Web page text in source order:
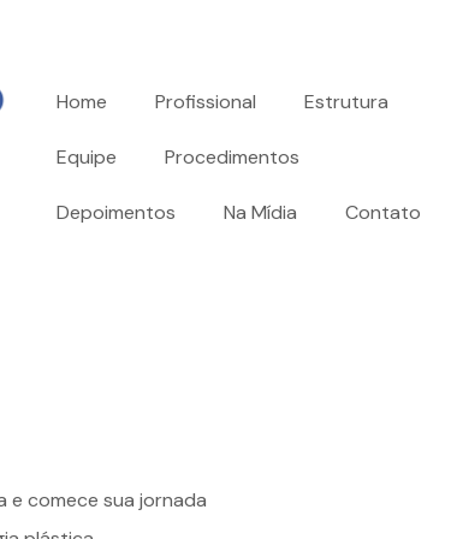
Home Profissional Estrutura
Equipe Procedimentos
Depoimentos Na Mídia Contato
e comece sua jornada